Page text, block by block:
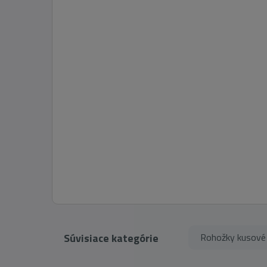
Súvisiace kategórie Rohožky kusové